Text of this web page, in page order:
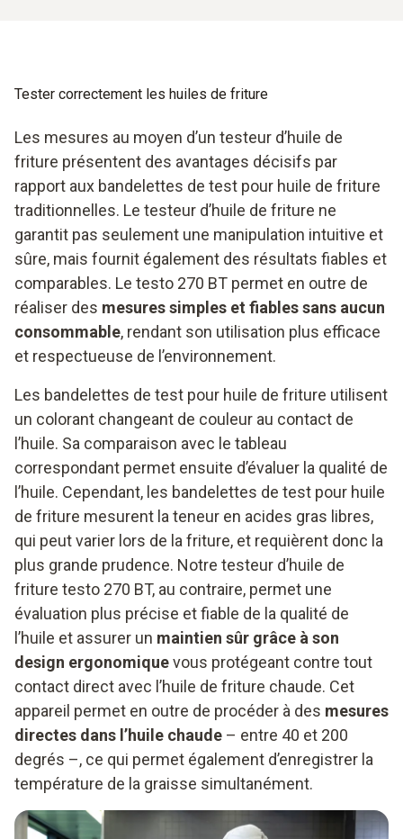
Boîtier résistant aux chocs, renforcé de fibres de verre
Optimisez vos processus de friture avec le nouveau
testo 270 BT et facilitez la surveillance et le maintien de la
qualité élevée de vos produits tout en réduisant votre
consommation d’huile.
Tester correctement les huiles de friture
Les mesures au moyen d’un testeur d’huile de
friture présentent des avantages décisifs par
rapport aux bandelettes de test pour huile de friture
traditionnelles. Le testeur d’huile de friture ne
garantit pas seulement une manipulation intuitive et
sûre, mais fournit également des résultats fiables et
comparables. Le testo 270 BT permet en outre de
réaliser des mesures simples et fiables sans aucun
consommable, rendant son utilisation plus efficace
et respectueuse de l’environnement.
Les bandelettes de test pour huile de friture utilisent
un colorant changeant de couleur au contact de
l’huile. Sa comparaison avec le tableau
correspondant permet ensuite d’évaluer la qualité de
l’huile. Cependant, les bandelettes de test pour huile
de friture mesurent la teneur en acides gras libres,
qui peut varier lors de la friture, et requièrent donc la
plus grande prudence. Notre testeur d’huile de
friture testo 270 BT, au contraire, permet une
évaluation plus précise et fiable de la qualité de
l’huile et assurer un maintien sûr grâce à son
design ergonomiquevous protégeant contre tout
contact direct avec l’huile de friture chaude. Cet
appareil permet en outre de procéder à des mesures
directes dans l’huile chaude – entre 40 et 200
degrés –, ce qui permet également d’enregistrer la
température de la graisse simultanément.